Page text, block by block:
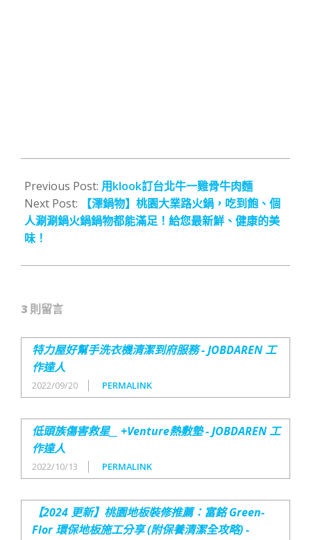
10-
08
Previous Post: 用klook訂台北牛一雞骨牛肉麵
Next Post:
【澤鍋物】桃園大業路火鍋，吃到飽、個
人涮涮鍋火鍋鍋物都能滿足！給您最新鮮、健康的美
味！
3 則留言
特力屋好幫手洗衣機清潔到府服務 - JOBDAREN 工
作達人
2022/09/20 PERMALINK
低頭族傷害救星__ +Venture熱敷墊 - JOBDAREN 工
作達人
2022/10/13 PERMALINK
【2024 更新】桃園地板裝修推薦：富銘 Green-
Flor 環保地板施工分享 (附保養清潔全攻略) -